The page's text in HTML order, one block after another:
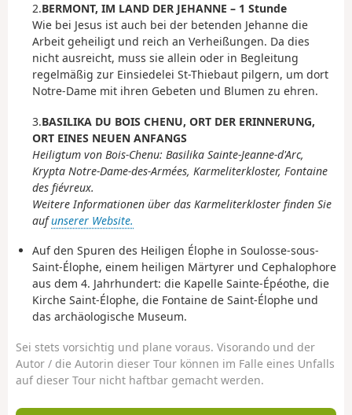
2.BERMONT, IM LAND DER JEHANNE – 1 Stunde
Wie bei Jesus ist auch bei der betenden Jehanne die
Arbeit geheiligt und reich an Verheißungen. Da dies
nicht ausreicht, muss sie allein oder in Begleitung
regelmäßig zur Einsiedelei St-Thiebaut pilgern, um dort
Notre-Dame mit ihren Gebeten und Blumen zu ehren.
3.BASILIKA DU BOIS CHENU, ORT DER ERINNERUNG,
ORT EINES NEUEN ANFANGS
Heiligtum von Bois-Chenu: Basilika Sainte-Jeanne-d'Arc,
Krypta Notre-Dame-des-Armées, Karmeliterkloster, Fontaine
des fiévreux.
Weitere Informationen über das Karmeliterkloster finden Sie
aufunserer Website.
Auf den Spuren des Heiligen Élophe in Soulosse-sous-
Saint-Élophe, einem heiligen Märtyrer und Cephalophore
aus dem 4. Jahrhundert: die Kapelle Sainte-Épéothe, die
Kirche Saint-Élophe, die Fontaine de Saint-Élophe und
das archäologische Museum.
Sei stets vorsichtig und plane voraus. Visorando und der
Autor / die Autorin dieser Tour können im Falle eines Unfalls
auf dieser Tour nicht haftbar gemacht werden.